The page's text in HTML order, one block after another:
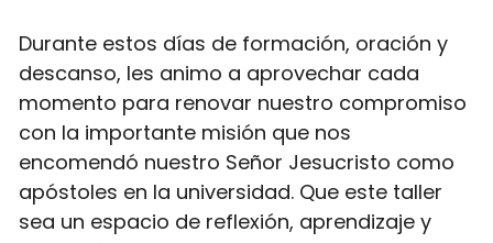
Durante estos días de formación, oración y
descanso, les animo a aprovechar cada
momento para renovar nuestro compromiso
con la importante misión que nos
encomendó nuestro Señor Jesucristo como
apóstoles en la universidad. Que este taller
sea un espacio de reflexión, aprendizaje y